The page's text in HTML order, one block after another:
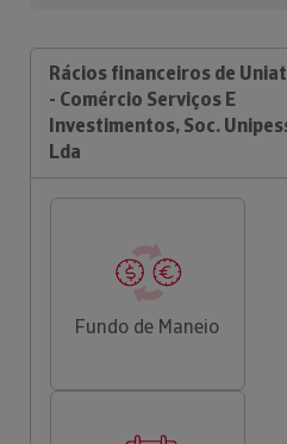
Rácios financeiros de
- Comércio Serviços E
Investimentos, Soc.
Lda
Fundo de Maneio